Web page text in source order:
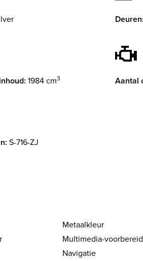
Deuren:
1984 cm3 Aantal
S-716-ZJ
Metaalkleur
Multimedia-
Navigatie